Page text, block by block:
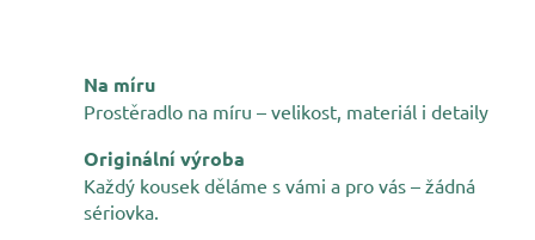
Na míru
Prostěradlo na míru – velikost, materiál i detaily
Originální výroba
Každý kousek děláme s vámi a pro vás – žádná
sériovka.